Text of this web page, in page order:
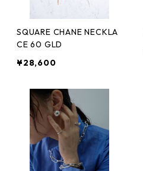
SQUARE CHANE NECKLA
CE 60 GLD
¥28,600